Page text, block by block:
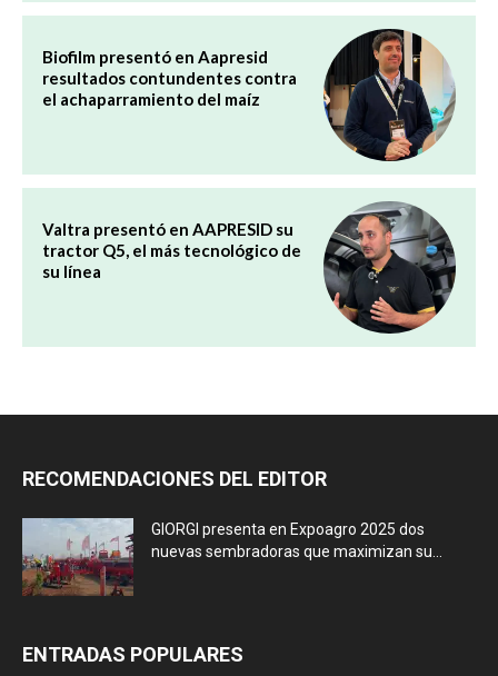
Biofilm presentó en Aapresid
resultados contundentes contra
el achaparramiento del maíz
Valtra presentó en AAPRESID su
tractor Q5, el más tecnológico de
su línea
RECOMENDACIONES DEL EDITOR
GIORGI presenta en Expoagro 2025 dos
nuevas sembradoras que maximizan su...
ENTRADAS POPULARES